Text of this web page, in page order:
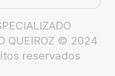
QUEIROZ © 2024
reservados